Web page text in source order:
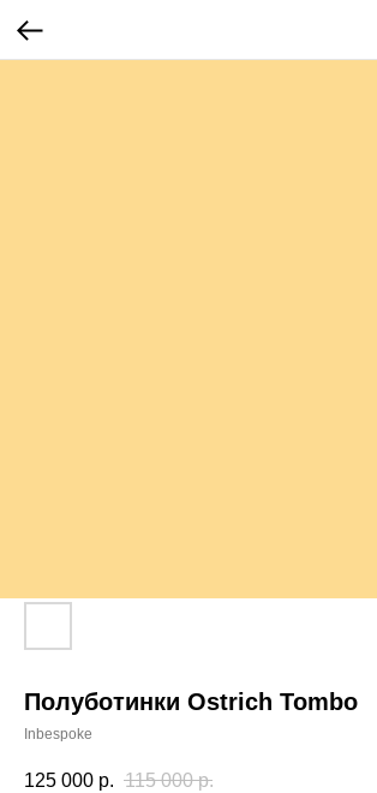
Полуботинки Ostrich Tombo
Inbespoke
125 000 р. 115 000 р.